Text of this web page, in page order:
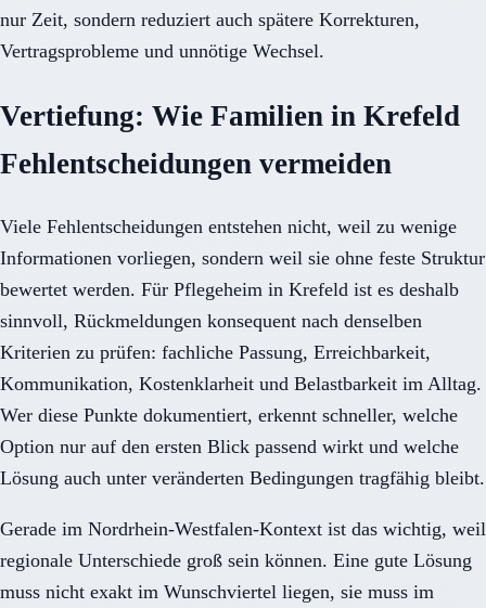
nur Zeit, sondern reduziert auch spätere Korrekturen,
Vertragsprobleme und unnötige Wechsel.
Vertiefung: Wie Familien in Krefeld
Fehlentscheidungen vermeiden
Viele Fehlentscheidungen entstehen nicht, weil zu wenige
Informationen vorliegen, sondern weil sie ohne feste Struktur
bewertet werden. Für Pflegeheim in Krefeld ist es deshalb
sinnvoll, Rückmeldungen konsequent nach denselben
Kriterien zu prüfen: fachliche Passung, Erreichbarkeit,
Kommunikation, Kostenklarheit und Belastbarkeit im Alltag.
Wer diese Punkte dokumentiert, erkennt schneller, welche
Option nur auf den ersten Blick passend wirkt und welche
Lösung auch unter veränderten Bedingungen tragfähig bleibt.
Gerade im Nordrhein-Westfalen-Kontext ist das wichtig, weil
regionale Unterschiede groß sein können. Eine gute Lösung
muss nicht exakt im Wunschviertel liegen, sie muss im